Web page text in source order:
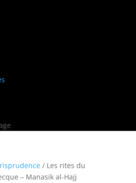
/ Les rites du
– Manasik al-Hajj